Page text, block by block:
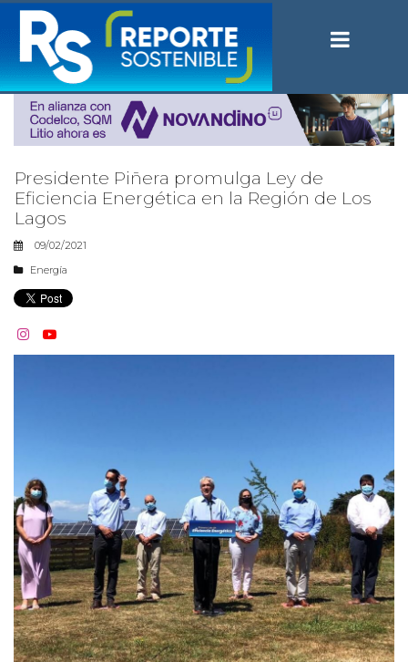
Presidente Piñera promulga Ley de
Eficiencia Energética en la Región de Los
Lagos
09/02/2021
Energía
 